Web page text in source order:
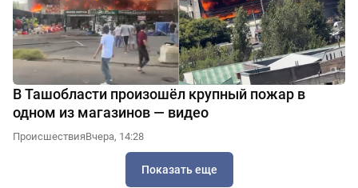
В Ташобласти произошёл крупный пожар в
одном из магазинов — видео
ПроисшествияВчера, 14:28
Показать еще